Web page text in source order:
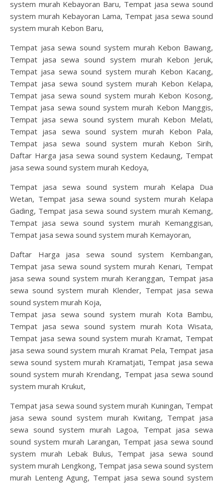
system murah Kebayoran Baru, Tempat jasa sewa sound
system murah Kebayoran Lama, Tempat jasa sewa sound
system murah Kebon Baru,
Tempat jasa sewa sound system murah Kebon Bawang,
Tempat jasa sewa sound system murah Kebon Jeruk,
Tempat jasa sewa sound system murah Kebon Kacang,
Tempat jasa sewa sound system murah Kebon Kelapa,
Tempat jasa sewa sound system murah Kebon Kosong,
Tempat jasa sewa sound system murah Kebon Manggis,
Tempat jasa sewa sound system murah Kebon Melati,
Tempat jasa sewa sound system murah Kebon Pala,
Tempat jasa sewa sound system murah Kebon Sirih,
Daftar Harga jasa sewa sound system Kedaung, Tempat
jasa sewa sound system murah Kedoya,
Tempat jasa sewa sound system murah Kelapa Dua
Wetan, Tempat jasa sewa sound system murah Kelapa
Gading, Tempat jasa sewa sound system murah Kemang,
Tempat jasa sewa sound system murah Kemanggisan,
Tempat jasa sewa sound system murah Kemayoran,
Daftar Harga jasa sewa sound system Kembangan,
Tempat jasa sewa sound system murah Kenari, Tempat
jasa sewa sound system murah Keranggan, Tempat jasa
sewa sound system murah Klender, Tempat jasa sewa
sound system murah Koja,
Tempat jasa sewa sound system murah Kota Bambu,
Tempat jasa sewa sound system murah Kota Wisata,
Tempat jasa sewa sound system murah Kramat, Tempat
jasa sewa sound system murah Kramat Pela, Tempat jasa
sewa sound system murah Kramatjati, Tempat jasa sewa
sound system murah Krendang, Tempat jasa sewa sound
system murah Krukut,
Tempat jasa sewa sound system murah Kuningan, Tempat
jasa sewa sound system murah Kwitang, Tempat jasa
sewa sound system murah Lagoa, Tempat jasa sewa
sound system murah Larangan, Tempat jasa sewa sound
system murah Lebak Bulus, Tempat jasa sewa sound
system murah Lengkong, Tempat jasa sewa sound system
murah Lenteng Agung, Tempat jasa sewa sound system